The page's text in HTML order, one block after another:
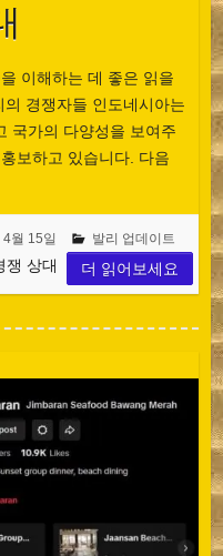
이해하는 데 좋은 읽을
경쟁자들 인도네시아는
국가의 다양성을 보여주
보하고 있습니다. 다음
월 15일 발리 업데이트
쟁 상대 더 읽어보세요